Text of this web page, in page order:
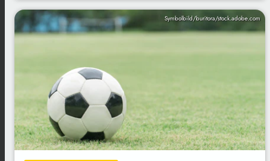
Symbolbild/buritora/stock.adobe.com